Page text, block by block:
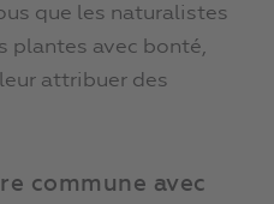
que les naturalistes
plantes avec bonté,
attribuer des
commune avec